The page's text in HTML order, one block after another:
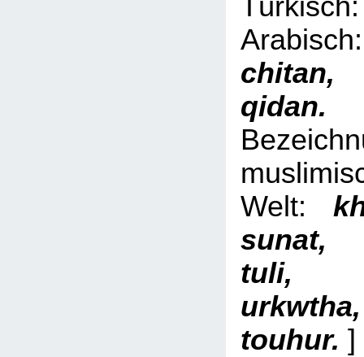
Welt:
sunat,
tuli,
touhur. ]